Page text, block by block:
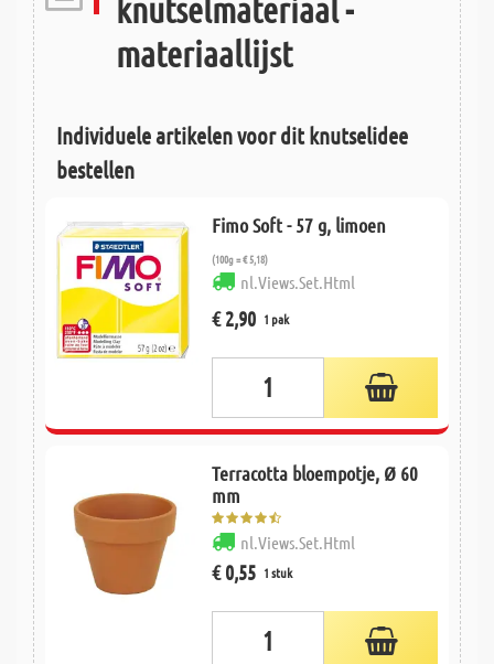
knutselmateriaal -
materiaallijst
Individuele artikelen voor dit knutselidee
bestellen
Fimo Soft - 57 g, limoen
(100g = € 5,18)
nl.Views.Set.Html
€ 2,90 1 pak
Terracotta bloempotje, Ø 60
mm
nl.Views.Set.Html
€ 0,55 1 stuk